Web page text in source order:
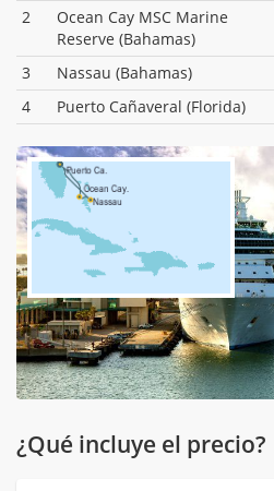
2
Ocean Cay MSC Marine
Reserve (Bahamas)
3 Nassau (Bahamas)
4
Puerto Cañaveral (Florida)
¿Qué incluye el precio?